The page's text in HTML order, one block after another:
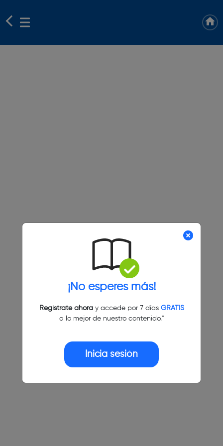
¡No esperes más!
Regístrate ahoray accede por 7 días GRATIS
a lo mejor de nuestro contenido."
Inicia sesión